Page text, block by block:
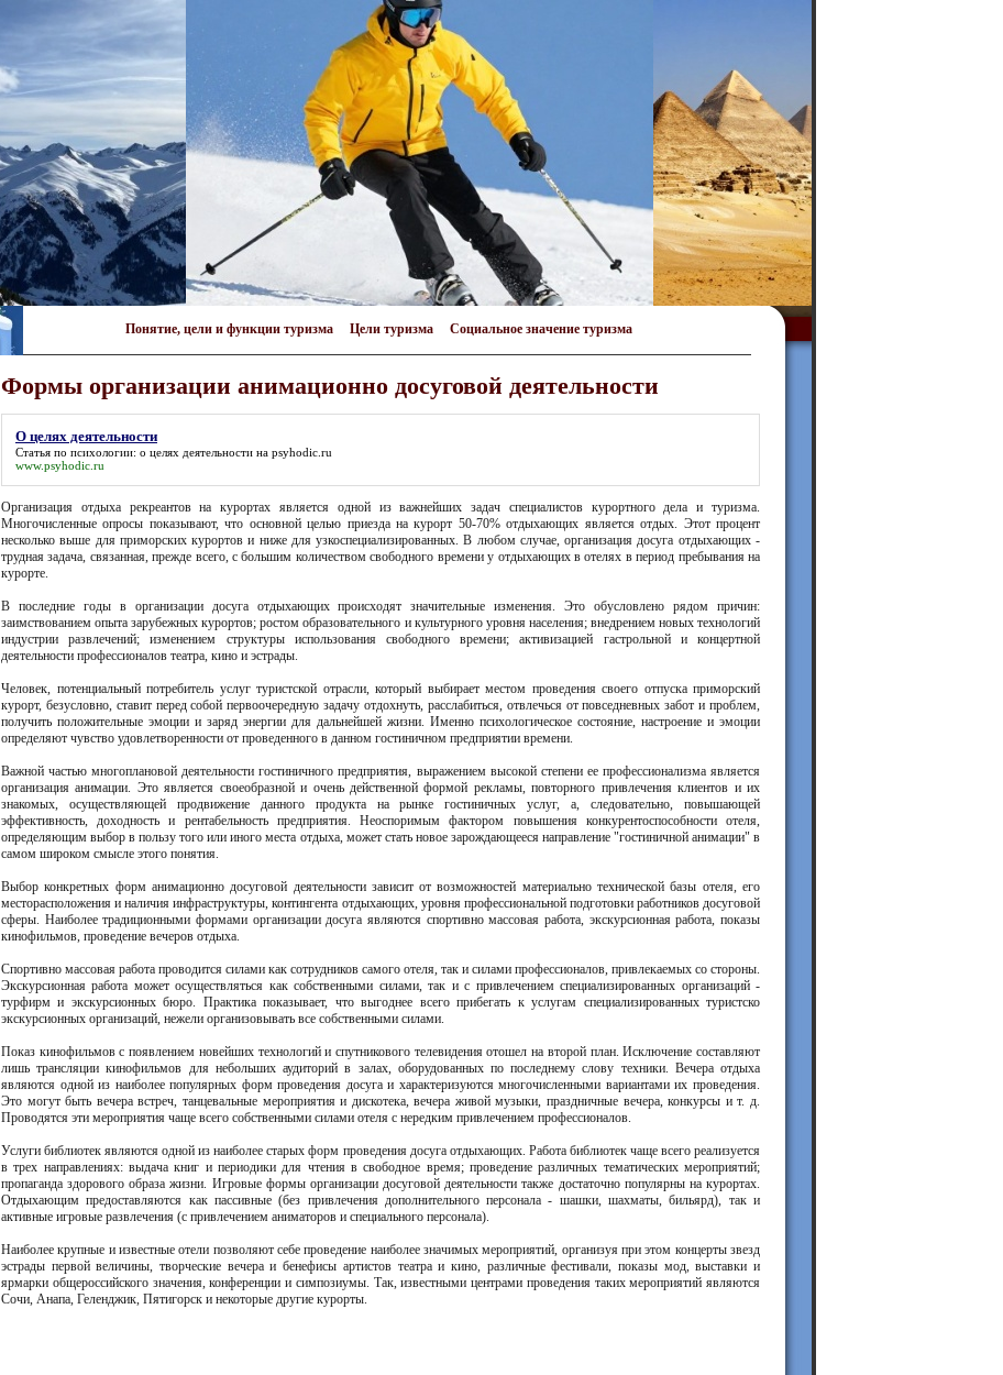
Понятие, цели и функции туризма Цели туризма Социальное значение туризма
Формы организации анимационно досуговой деятельности
О целях деятельности
Статья по психологии: о целях деятельности на psyhodic.ru
www.psyhodic.ru
Организация отдыха рекреантов на курортах является одной из важнейших задач специалистов курортного дела и туризма.
Многочисленные опросы показывают, что основной целью приезда на курорт 50-70% отдыхающих является отдых. Этот процент
несколько выше для приморских курортов и ниже для узкоспециализированных. В любом случае, организация досуга отдыхающих -
трудная задача, связанная, прежде всего, с большим количеством свободного времени у отдыхающих в отелях в период пребывания на
курорте.
В последние годы в организации досуга отдыхающих происходят значительные изменения. Это обусловлено рядом причин:
заимствованием опыта зарубежных курортов; ростом образовательного и культурного уровня населения; внедрением новых технологий
индустрии развлечений; изменением структуры использования свободного времени; активизацией гастрольной и концертной
деятельности профессионалов театра, кино и эстрады.
Человек, потенциальный потребитель услуг туристской отрасли, который выбирает местом проведения своего отпуска приморский
курорт, безусловно, ставит перед собой первоочередную задачу отдохнуть, расслабиться, отвлечься от повседневных забот и проблем,
получить положительные эмоции и заряд энергии для дальнейшей жизни. Именно психологическое состояние, настроение и эмоции
определяют чувство удовлетворенности от проведенного в данном гостиничном предприятии времени.
Важной частью многоплановой деятельности гостиничного предприятия, выражением высокой степени ее профессионализма является
организация анимации. Это является своеобразной и очень действенной формой рекламы, повторного привлечения клиентов и их
знакомых, осуществляющей продвижение данного продукта на рынке гостиничных услуг, а, следовательно, повышающей
эффективность, доходность и рентабельность предприятия. Неоспоримым фактором повышения конкурентоспособности отеля,
определяющим выбор в пользу того или иного места отдыха, может стать новое зарождающееся направление "гостиничной анимации" в
самом широком смысле этого понятия.
Выбор конкретных форм анимационно досуговой деятельности зависит от возможностей материально технической базы отеля, его
месторасположения и наличия инфраструктуры, контингента отдыхающих, уровня профессиональной подготовки работников досуговой
сферы. Наиболее традиционными формами организации досуга являются спортивно массовая работа, экскурсионная работа, показы
кинофильмов, проведение вечеров отдыха.
Спортивно массовая работа проводится силами как сотрудников самого отеля, так и силами профессионалов, привлекаемых со стороны.
Экскурсионная работа может осуществляться как собственными силами, так и с привлечением специализированных организаций -
турфирм и экскурсионных бюро. Практика показывает, что выгоднее всего прибегать к услугам специализированных туристско
экскурсионных организаций, нежели организовывать все собственными силами.
Показ кинофильмов с появлением новейших технологий и спутникового телевидения отошел на второй план. Исключение составляют
лишь трансляции кинофильмов для небольших аудиторий в залах, оборудованных по последнему слову техники. Вечера отдыха
являются одной из наиболее популярных форм проведения досуга и характеризуются многочисленными вариантами их проведения.
Это могут быть вечера встреч, танцевальные мероприятия и дискотека, вечера живой музыки, праздничные вечера, конкурсы и т. д.
Проводятся эти мероприятия чаще всего собственными силами отеля с нередким привлечением профессионалов.
Услуги библиотек являются одной из наиболее старых форм проведения досуга отдыхающих. Работа библиотек чаще всего реализуется
в трех направлениях: выдача книг и периодики для чтения в свободное время; проведение различных тематических мероприятий;
пропаганда здорового образа жизни. Игровые формы организации досуговой деятельности также достаточно популярны на курортах.
Отдыхающим предоставляются как пассивные (без привлечения дополнительного персонала - шашки, шахматы, бильярд), так и
активные игровые развлечения (с привлечением аниматоров и специального персонала).
Наиболее крупные и известные отели позволяют себе проведение наиболее значимых мероприятий, организуя при этом концерты звезд
эстрады первой величины, творческие вечера и бенефисы артистов театра и кино, различные фестивали, показы мод, выставки и
ярмарки общероссийского значения, конференции и симпозиумы. Так, известными центрами проведения таких мероприятий являются
Сочи, Анапа, Геленджик, Пятигорск и некоторые другие курорты.